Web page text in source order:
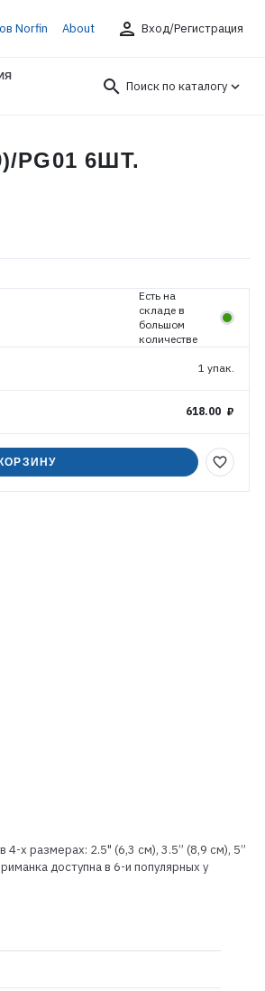
Norfin About person Вход/Регистрация
search Поиск по каталогу
PG01 6ШТ.
Есть на
складе в
большом
количестве
1 упак.
618.00 ₽
favorite_border
4-х размерах: 2.5" (6,3 см), 3.5” (8,9 см), 5”
доступна в 6-и популярных у